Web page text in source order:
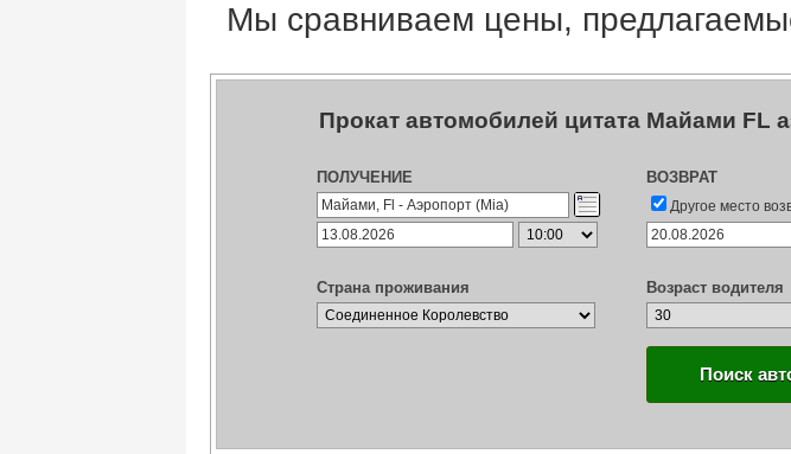
Мы сравниваем цены,
Прокат автомобилей цитата Майами FL
ПОЛУЧЕНИЕ ВОЗВРАТ
Другое место
Страна проживания Возраст водителя
Поиск